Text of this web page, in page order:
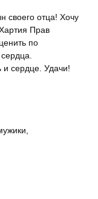
своего отца! Хочу
Прав
по
и сердце. Удачи!